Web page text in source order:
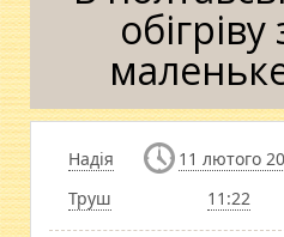
Надія
Труш
11 лютого
11:22